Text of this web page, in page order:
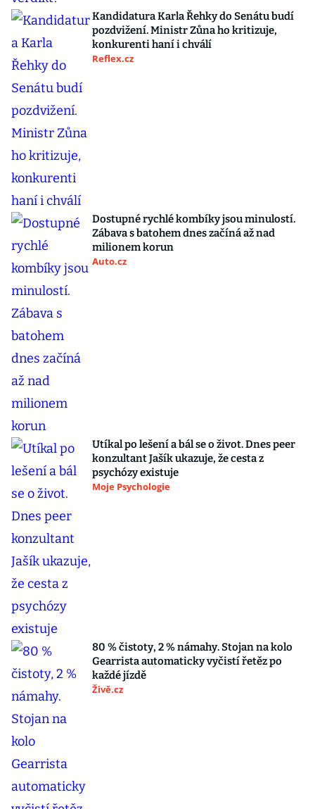
Kandidatura Karla Řehky do Senátu budí
pozdvižení. Ministr Zůna ho kritizuje,
konkurenti haní i chválí
Reflex.cz
Dostupné rychlé kombíky jsou minulostí.
Zábava s batohem dnes začíná až nad
milionem korun
Auto.cz
Utíkal po lešení a bál se o život. Dnes peer
konzultant Jašík ukazuje, že cesta z
psychózy existuje
Moje Psychologie
80 % čistoty, 2 % námahy. Stojan na kolo
Gearrista automaticky vyčistí řetěz po
každé jízdě
Živě.cz